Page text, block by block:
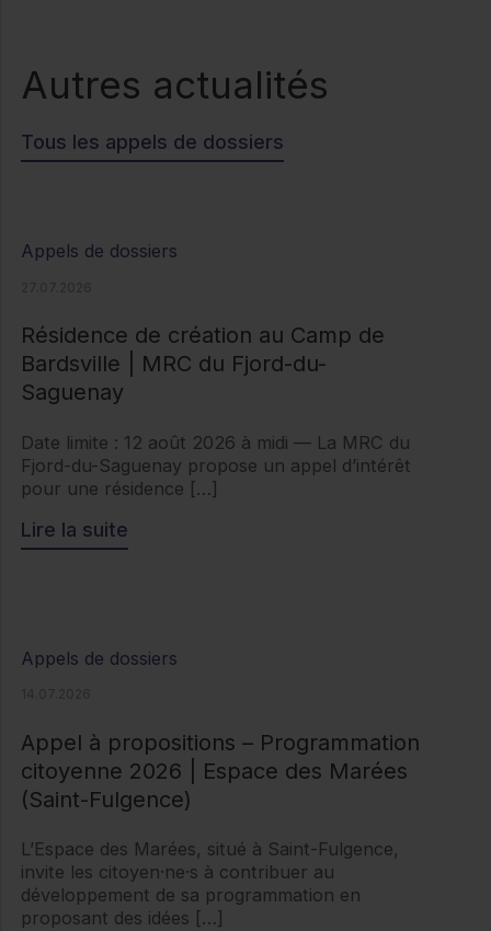
Autres actualités
Tous les appels de dossiers
Appels de dossiers
Résidence de création au Camp de
Bardsville | MRC du Fjord-du-
Saguenay
Date limite : 12 août 2026 à midi — La MRC du
Fjord-du-Saguenay propose un appel d’intérêt
pour une résidence […]
Lire la suite
Appels de dossiers
Appel à propositions – Programmation
citoyenne 2026 | Espace des Marées
(Saint-Fulgence)
L’Espace des Marées, situé à Saint-Fulgence,
invite les citoyen·ne·s à contribuer au
développement de sa programmation en
proposant des idées […]